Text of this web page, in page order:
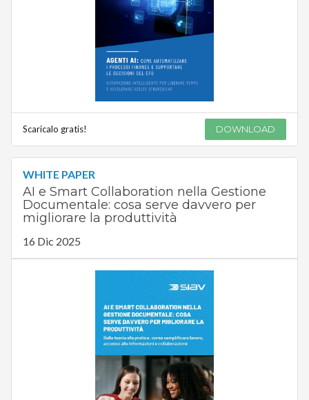
Scaricalo gratis! DOWNLOAD
WHITE PAPER
AI e Smart Collaboration nella Gestione
Documentale: cosa serve davvero per
migliorare la produttività
16 Dic 2025